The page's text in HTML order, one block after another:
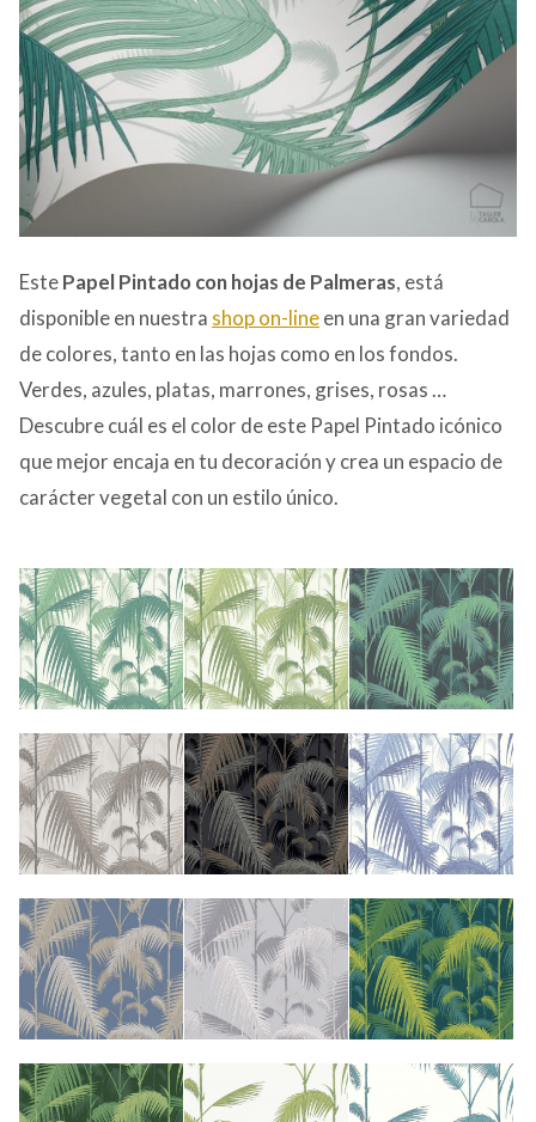
EstePapel Pintado con hojas de Palmeras, está
disponible en nuestra shop on-lineen una gran variedad
de colores, tanto en las hojas como en los fondos.
Verdes, azules, platas, marrones, grises, rosas …
Descubre cuál es el color de este Papel Pintado icónico
que mejor encaja en tu decoración y crea un espacio de
carácter vegetal con un estilo único.